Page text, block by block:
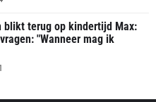
blikt terug op kindertijd Max:
"Wanneer mag ik